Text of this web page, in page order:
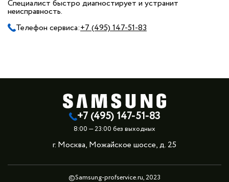
Специалист быстро диагностирует и устранит
неисправность.
Телефон сервиса:+7 (495) 147-51-83
+7 (495) 147-51-83
8:00 — 23:00 без выходных
г. Москва, Можайское шоссе, д. 25
©Samsung-profservice.ru, 2023